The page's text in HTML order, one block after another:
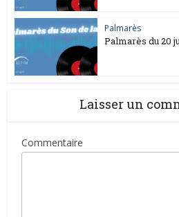
Palmarès
Palmarès du 20
Laisser un
Commentaire